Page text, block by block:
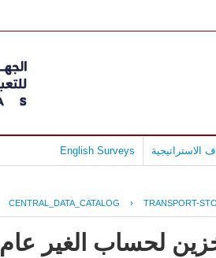
الاستراتيجية English Surveys
CENTRAL_DATA_CATALOG › TRANSPORT-
الغير عام 2008 - 2007